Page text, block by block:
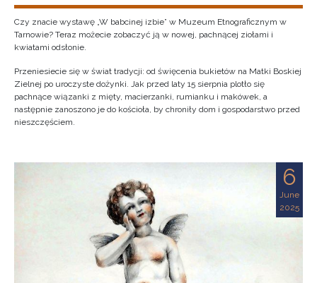
Czy znacie wystawę „W babcinej izbie” w Muzeum Etnograficznym w
Tarnowie? Teraz możecie zobaczyć ją w nowej, pachnącej ziołami i
kwiatami odsłonie.
Przeniesiecie się w świat tradycji: od święcenia bukietów na Matki Boskiej
Zielnej po uroczyste dożynki. Jak przed laty 15 sierpnia plotło się
pachnące wiązanki z mięty, macierzanki, rumianku i makówek, a
następnie zanoszono je do kościoła, by chroniły dom i gospodarstwo przed
nieszczęściem.
6
June
2025